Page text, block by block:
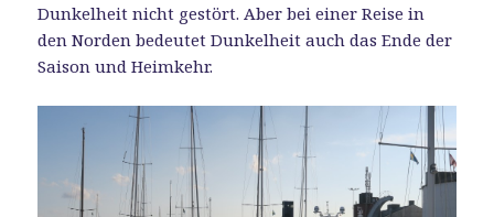
Dunkelheit nicht gestört. Aber bei einer Reise in
den Norden bedeutet Dunkelheit auch das Ende der
Saison und Heimkehr.